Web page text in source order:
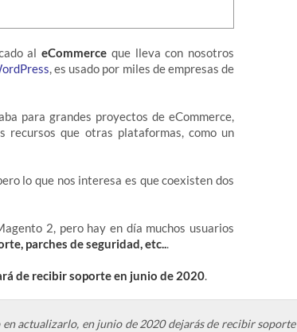
aleCommerce que lleva con nosotros
, es usado por miles de empresas de
para grandes proyectos de eCommerce,
recursos que otras plataformas, como un
lo que nos interesa es que coexisten dos
2, pero hay en día muchos usuarios
parches de seguridad, etc...
de recibir soporte en junio de 2020.
actualizarlo, en junio de 2020 dejarás de recibir soporte